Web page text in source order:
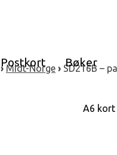
Postkort Bøker
› Midt-Norge › SD216B –
A6 kort